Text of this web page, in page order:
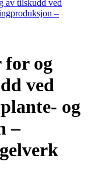
av tilskudd ved
–
for og
ved
og
–